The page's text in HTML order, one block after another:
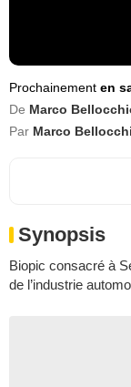
Prochainement en
De Marco
Par Marco
Synopsis
Biopic consacré à
de l’industrie